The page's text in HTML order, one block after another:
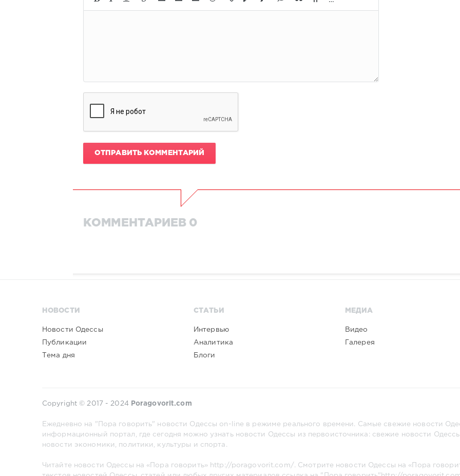
ОТПРАВИТЬ КОММЕНТАРИЙ
КОММЕНТАРИЕВ 0
НОВОСТИ
Новости Одессы
Публикации
Тема дня
СТАТЬИ
Интервью
Аналитика
Блоги
МЕДИА
Видео
Галерея
Copyright © 2017 - 2024 Poragovorit.com
Ежедневно на "Пора говорить" новости Одессы on-line в режиме реального времени. Самые свежие новости
информационный портал, где сегодня можно узнать новости Одессы из первоисточника: свежие новости
новости экономики, политики, культуры и спорта.
Читайте новости Одессы на «Пора говорить» http://poragovorit.com/
. Смотрите новости Одессы на «Пора